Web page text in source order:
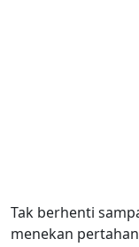
Tak berhenti
menekan